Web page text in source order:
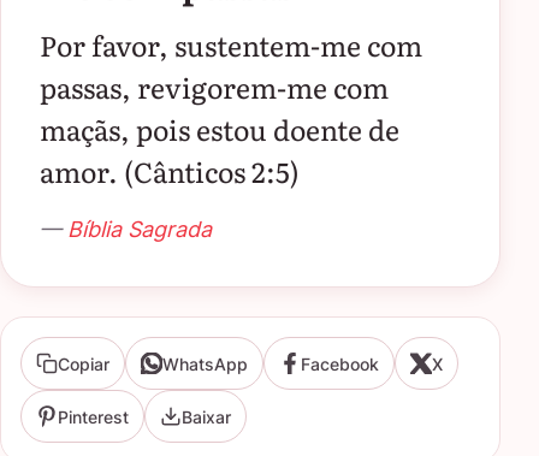
Por favor, sustentem-me com
passas, revigorem-me com
maçãs, pois estou doente de
amor. (Cânticos 2:5)
— Bíblia Sagrada
Copiar WhatsApp Facebook X
Pinterest Baixar